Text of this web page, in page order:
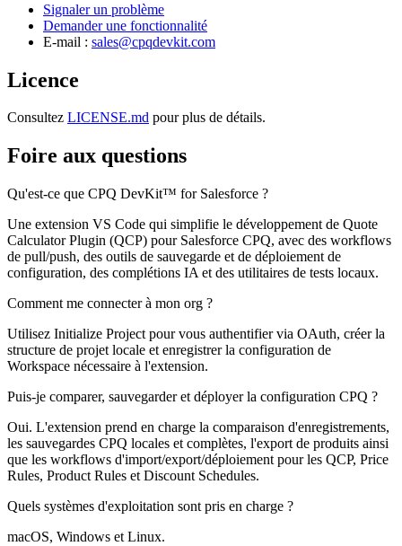
Signaler un problème
Demander une fonctionnalité
E-mail : sales@cpqdevkit.com
Licence
Consultez LICENSE.md pour plus de détails.
Foire aux questions
Qu'est-ce que CPQ DevKit™ for Salesforce ?
Une extension VS Code qui simplifie le développement de Quote
Calculator Plugin (QCP) pour Salesforce CPQ, avec des workflows
de pull/push, des outils de sauvegarde et de déploiement de
configuration, des complétions IA et des utilitaires de tests locaux.
Comment me connecter à mon org ?
Utilisez Initialize Project pour vous authentifier via OAuth, créer la
structure de projet locale et enregistrer la configuration de
Workspace nécessaire à l'extension.
Puis-je comparer, sauvegarder et déployer la configuration CPQ ?
Oui. L'extension prend en charge la comparaison d'enregistrements,
les sauvegardes CPQ locales et complètes, l'export de produits ainsi
que les workflows d'import/export/déploiement pour les QCP, Price
Rules, Product Rules et Discount Schedules.
Quels systèmes d'exploitation sont pris en charge ?
macOS, Windows et Linux.